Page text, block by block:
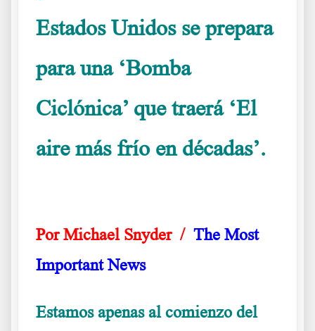
Estados Unidos se prepara
para una ‘Bomba
Ciclónica’ que traerá ‘El
aire más frío en décadas’.
Por Michael Snyder / The Most
Important News
Estamos apenas al comienzo del